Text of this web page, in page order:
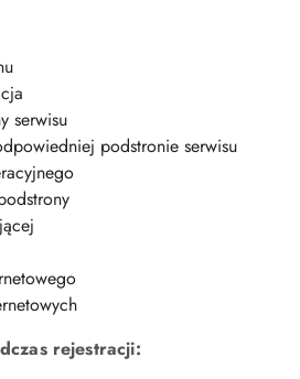
serwisu
podstronie serwisu
rejestracji: